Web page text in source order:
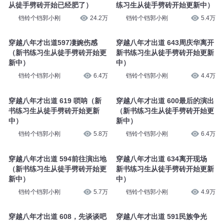
从徒手劈砖开始已经肥了）
铛铃个铛郭小刚 24.2万
穿越八年才出道597凄婉伤感
（新书练习生从徒手劈砖开始更
新中）
铛铃个铛郭小刚 6.4万
穿越八年才出道 619 唢呐（新
书练习生从徒手劈砖开始更新
中）
铛铃个铛郭小刚 5.8万
穿越八年才出道 594前往演出地
（新书练习生从徒手劈砖开始更
新中）
铛铃个铛郭小刚 5.7万
穿越八年才出道 608，先谈谈吧
练习生从徒手劈砖开始更新中）
铛铃个铛郭小刚 5.4万
穿越八年才出道 643周庆华离开
新书练习生从徒手劈砖开始更新
中）
铛铃个铛郭小刚 4.4万
穿越八年才出道 600最后的演出
（新书练习生从徒手劈砖开始更
新中）
铛铃个铛郭小刚 6.4万
穿越八年才出道 634离开现场
新书练习生从徒手劈砖开始更新
中）
铛铃个铛郭小刚 4.9万
穿越八年才出道 591民族争光